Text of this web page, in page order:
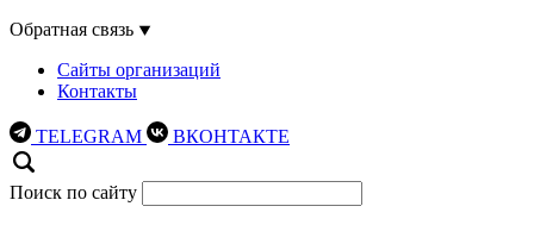
Обратная связь
Сайты организаций
Контакты
TELEGRAM ВКОНТАКТЕ
Поиск по сайту